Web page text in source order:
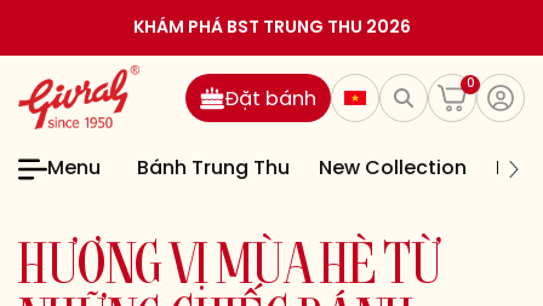
KHÁM PHÁ BST TRUNG THU 2026
0
Đặt bánh
Menu Bánh Trung Thu New Collection
H ƯƠ NG V M Ù A H È
Ừ